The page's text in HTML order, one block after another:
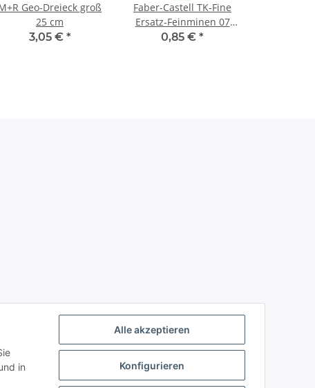
Alle akzeptieren
Konfigurieren
in
Geo-Dreieck groß
25 cm
3,05 € *
Faber-Castell TK-Fine
Ersatz-Feinminen 07
mm HB
0,85 € *